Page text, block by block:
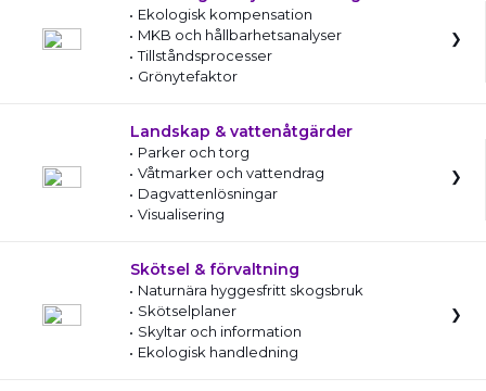
Ekologisk kompensation
MKB och hållbarhetsanalyser
Tillståndsprocesser
Grönytefaktor
Landskap & vattenåtgärder
Parker och torg
Våtmarker och vattendrag
Dagvattenlösningar
Visualisering
Skötsel & förvaltning
Naturnära hyggesfritt skogsbruk
Skötselplaner
Skyltar och information
Ekologisk handledning